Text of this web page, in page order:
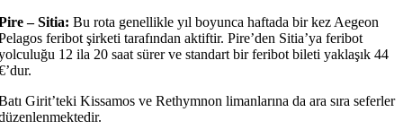
– Sitia: Bu rota genellikle yıl boyunca haftada bir kez Aegeon
feribot şirketi tarafından aktiftir. Pire’den Sitia’ya feribot
12 ila 20 saat sürer ve standart bir feribot bileti yaklaşık 44
Girit’teki Kissamos ve Rethymnon limanlarına da ara sıra seferler